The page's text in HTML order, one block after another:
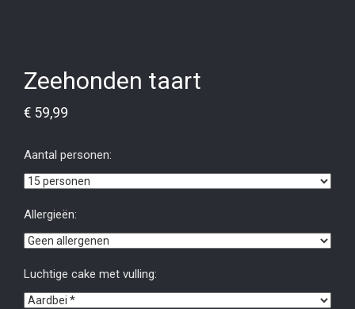
Zeehonden taart
€ 59,99
Aantal personen:
Allergieën:
Luchtige cake met vulling: